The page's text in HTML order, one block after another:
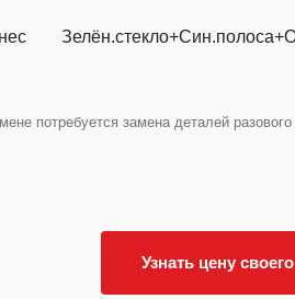
потребуется замена деталей
Узнать цену